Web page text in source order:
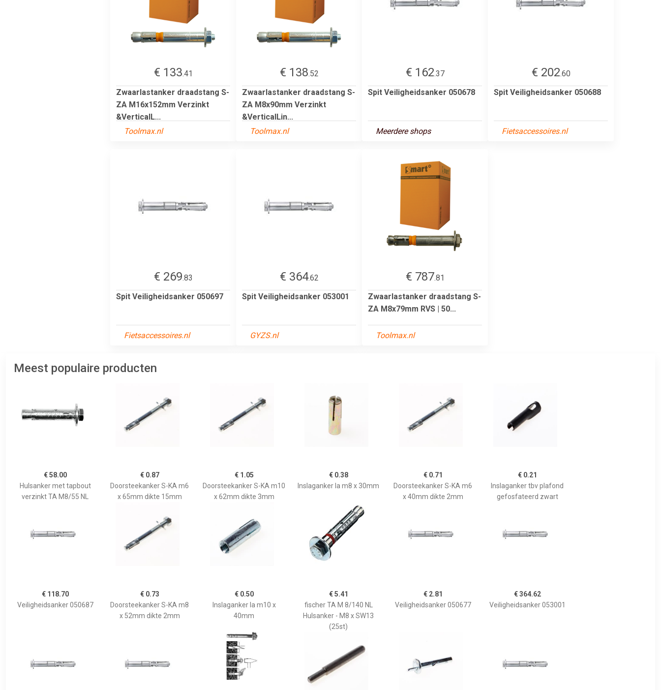
€ 133.41
Zwaarlastanker draadstang S-
ZA M16x152mm Verzinkt
&VerticalL...
Toolmax.nl
€ 138.52
Zwaarlastanker draadstang S-
ZA M8x90mm Verzinkt
&VerticalLin...
Toolmax.nl
€ 162.37
Spit Veiligheidsanker 050678
Meerdere shops
€ 202.60
Spit Veiligheidsanker 050688
Fietsaccessoires.nl
€ 269.83
Spit Veiligheidsanker 050697
Fietsaccessoires.nl
€ 364.62
Spit Veiligheidsanker 053001
GYZS.nl
€ 787.81
Zwaarlastanker draadstang S-
ZA M8x79mm RVS | 50...
Toolmax.nl
Meest populaire producten
€ 58.00
Hulsanker met tapbout
verzinkt TA M8/55 NL
€ 0.87
Doorsteekanker S-KA m6
x 65mm dikte 15mm
€ 1.05
Doorsteekanker S-KA m10
x 62mm dikte 3mm
€ 0.38
Inslaganker la m8 x 30mm
€ 0.71
Doorsteekanker S-KA m6
x 40mm dikte 2mm
€ 0.21
Inslaganker tbv plafond
gefosfateerd zwart
€ 118.70
Veiligheidsanker 050687
€ 0.73
Doorsteekanker S-KA m8
x 52mm dikte 2mm
€ 0.50
Inslaganker la m10 x
40mm
€ 5.41
fischer TA M 8/140 NL
Hulsanker - M8 x SW13
(25st)
€ 2.81
Veiligheidsanker 050677
€ 364.62
Veiligheidsanker 053001